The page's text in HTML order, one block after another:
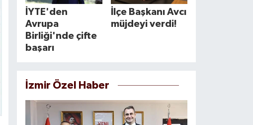
İYTE'den
Avrupa
Birliği'nde çifte
başarı
İlçe Başkanı Avcı
müjdeyi verdi!
İzmir Özel Haber